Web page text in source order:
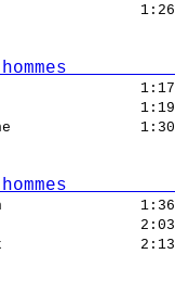
Mouthe
hommes
Morbier
Lamoura
hommes
Besancon
Tromso
N-Tromvik